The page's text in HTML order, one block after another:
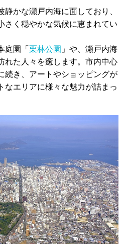
かな瀬戸内海に面しており、
さく穏やかな気候に恵まれてい
庭園「栗林公園 」や、瀬戸内海
れた人々を癒します。市内中心
続き、アートやショッピングが
なエリアに様々な魅力が詰まっ